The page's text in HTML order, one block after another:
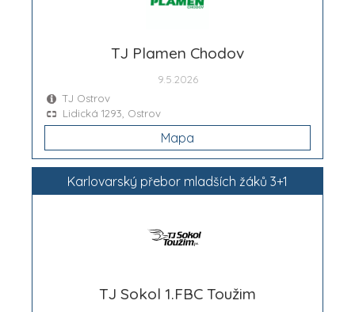
TJ Plamen Chodov
9.5.2026
TJ Ostrov
Lidická 1293, Ostrov
Mapa
Karlovarský přebor mladších žáků 3+1
TJ Sokol 1.FBC Toužim